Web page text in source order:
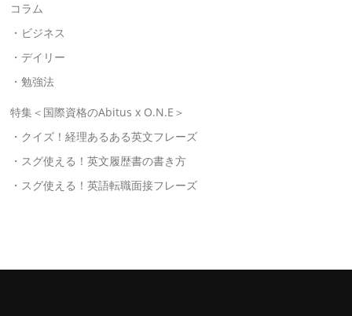
コラム
・ビジネス
・デイリー
・勉強法
特集＜国際資格のAbitus x O.N.E＞
・クイズ！経理あるある英文フレーズ
・スグ使える！英文履歴書の書き方
・スグ使える！英語転職面接フレーズ